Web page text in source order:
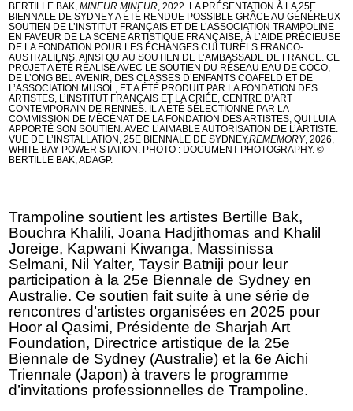
BERTILLE BAK,MINEUR MINEUR, 2022. LA PRÉSENTATION À LA 25E
BIENNALE DE SYDNEY A ÉTÉ RENDUE POSSIBLE GRÂCE AU GÉNÉREUX
SOUTIEN DE L’INSTITUT FRANÇAIS ET DE L’ASSOCIATION TRAMPOLINE
EN FAVEUR DE LA SCÈNE ARTISTIQUE FRANÇAISE, À L’AIDE PRÉCIEUSE
DE LA FONDATION POUR LES ÉCHANGES CULTURELS FRANCO-
AUSTRALIENS, AINSI QU’AU SOUTIEN DE L’AMBASSADE DE FRANCE. CE
PROJET A ÉTÉ RÉALISÉ AVEC LE SOUTIEN DU RÉSEAU EAU DE COCO,
DE L’ONG BEL AVENIR, DES CLASSES D’ENFANTS COAFELD ET DE
L’ASSOCIATION MUSOL, ET A ÉTÉ PRODUIT PAR LA FONDATION DES
ARTISTES, L’INSTITUT FRANÇAIS ET LA CRIÉE, CENTRE D’ART
CONTEMPORAIN DE RENNES. IL A ÉTÉ SÉLECTIONNÉ PAR LA
COMMISSION DE MÉCÉNAT DE LA FONDATION DES ARTISTES, QUI LUI A
APPORTÉ SON SOUTIEN. AVEC L’AIMABLE AUTORISATION DE L’ARTISTE.
VUE DE L’INSTALLATION, 25E BIENNALE DE SYDNEY,REMEMORY, 2026,
WHITE BAY POWER STATION. PHOTO : DOCUMENT PHOTOGRAPHY. ©
BERTILLE BAK, ADAGP.
Trampoline soutient les artistes Bertille Bak,
Bouchra Khalili, Joana Hadjithomas and Khalil
Joreige, Kapwani Kiwanga, Massinissa
Selmani, Nil Yalter, Taysir Batniji pour leur
participation à la 25e Biennale de Sydney en
Australie. Ce soutien fait suite à une série de
rencontres d’artistes organisées en 2025 pour
Hoor al Qasimi, Présidente de Sharjah Art
Foundation, Directrice artistique de la 25e
Biennale de Sydney (Australie) et la 6e Aichi
Triennale (Japon) à travers le programme
d’invitations professionnelles de Trampoline.